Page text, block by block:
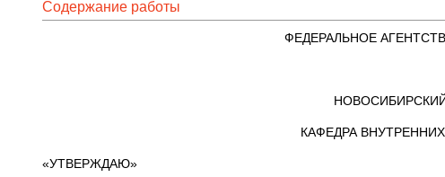
Содержание работы
ФЕДЕРАЛЬНОЕ
КАФЕДРА
«УТВЕРЖДАЮ»